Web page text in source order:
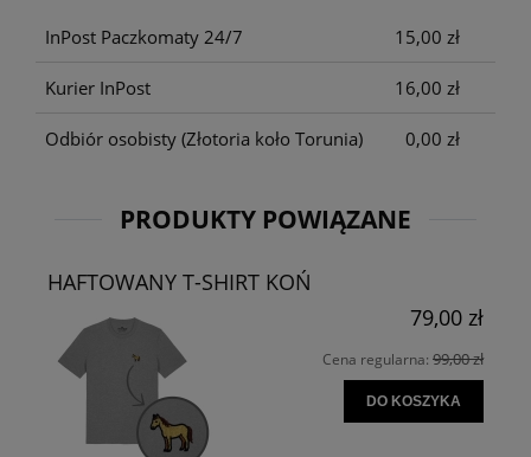
InPost Paczkomaty 24/7 15,00 zł
Kurier InPost 16,00 zł
Odbiór osobisty (Złotoria koło Torunia) 0,00 zł
PRODUKTY POWIĄZANE
HAFTOWANY T-SHIRT KOŃ
79,00 zł
Cena regularna: 99,00 zł
DO KOSZYKA